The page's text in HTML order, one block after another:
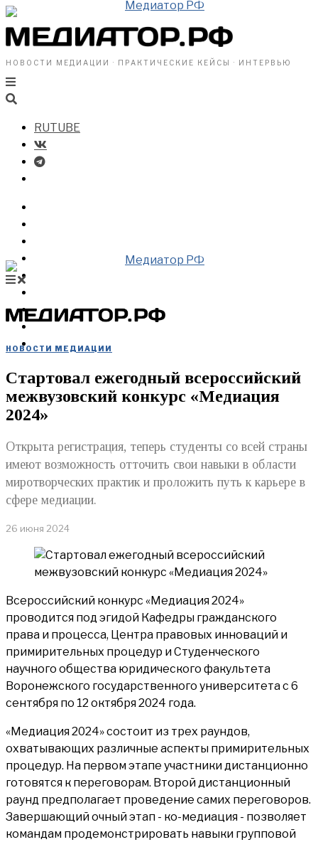
НОВОСТИ МЕДИАЦИИ · ПРАКТИЧЕСКИЕ КЕЙСЫ · ИНТЕРВЬЮ
RUTUBE
ВИДЕО
КУПИТЬ
НОВОСТИ МЕДИАЦИИ
Стартовал ежегодный всероссийский
межвузовский конкурс «Медиация
2024»
Открыта регистрация, теперь студенты со всей страны
имеют возможность отточить свои навыки в области
миротворческих практик и проложить путь к карьере в
сфере медиации.
26 июня 2024
Всероссийский конкурс «Медиация 2024»
проводится под эгидой Кафедры гражданского
права и процесса, Центра правовых инноваций и
примирительных процедур и Студенческого
научного общества юридического факультета
Воронежского государственного университета с 6
сентября по 12 октября 2024 года.
«Медиация 2024» состоит из трех раундов,
охватывающих различные аспекты примирительных
процедур. На первом этапе участники дистанционно
готовятся к переговорам. Второй дистанционный
раунд предполагает проведение самих переговоров.
Завершающий очный этап - ко-медиация - позволяет
командам продемонстрировать навыки групповой